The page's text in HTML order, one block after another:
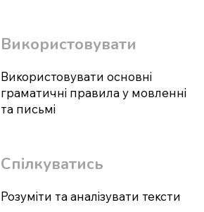
Використовувати
Використовувати основні
граматичні правила у мовленні
та письмі
Спілкуватись
Розуміти та аналізувати тексти